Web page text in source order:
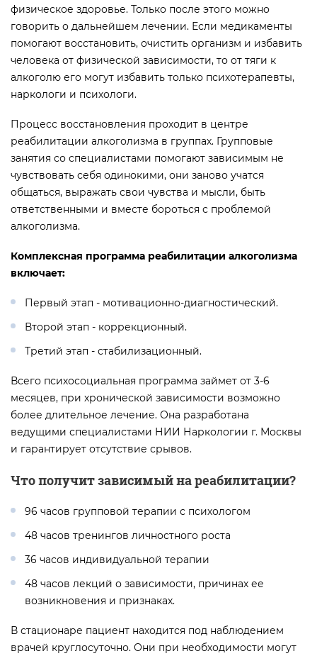
физическое здоровье. Только после этого можно
говорить о дальнейшем лечении. Если медикаменты
помогают восстановить, очистить организм и избавить
человека от физической зависимости, то от тяги к
алкоголю его могут избавить только психотерапевты,
наркологи и психологи.
Процесс восстановления проходит в центре
реабилитации алкоголизма в группах. Групповые
занятия со специалистами помогают зависимым не
чувствовать себя одинокими, они заново учатся
общаться, выражать свои чувства и мысли, быть
ответственными и вместе бороться с проблемой
алкоголизма.
Комплексная программа реабилитации алкоголизма
включает:
Первый этап - мотивационно-диагностический.
Второй этап - коррекционный.
Третий этап - стабилизационный.
Всего психосоциальная программа займет от 3-6
месяцев, при хронической зависимости возможно
более длительное лечение. Она разработана
ведущими специалистами НИИ Наркологии г. Москвы
и гарантирует отсутствие срывов.
Что получит зависимый на реабилитации?
96 часов групповой терапии с психологом
48 часов тренингов личностного роста
36 часов индивидуальной терапии
48 часов лекций о зависимости, причинах ее
возникновения и признаках.
В стационаре пациент находится под наблюдением
врачей круглосуточно. Они при необходимости могут